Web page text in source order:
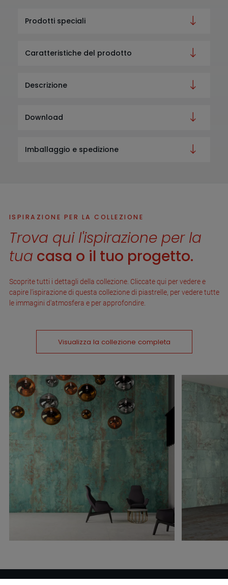
Prodotti speciali
Caratteristiche del prodotto
Descrizione
Download
Imballaggio e spedizione
ISPIRAZIONE PER LA COLLEZIONE
Trova qui l'ispirazione per la
tua casa o il tuo progetto.
Scoprite tutti i dettagli della collezione. Cliccate qui per vedere e
capire l'ispirazione di questa collezione di piastrelle, per vedere tutte
le immagini d'atmosfera e per approfondire.
Visualizza la collezione completa